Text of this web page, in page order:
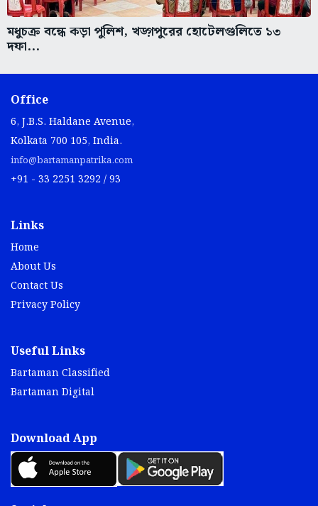
মধুচক্র বন্ধে কড়া পুলিশ, খড়্গপুরের হোটেলগুলিতে ১৩
দফা...
Office
6, J.B.S. Haldane Avenue,
Kolkata 700 105, India.
info@bartamanpatrika.com
+91 - 33 2251 3292 / 93
Links
Home
About Us
Contact Us
Privacy Policy
Useful Links
Bartaman Classified
Bartaman Digital
Download App